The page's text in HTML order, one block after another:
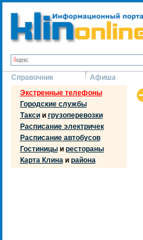
Справочник Афиша
Экстренные телефоны
Городские службы
Таксии грузоперевозки
Расписание электричек
Расписание автобусов
Гостиницыи рестораны
Карта Клинаи района